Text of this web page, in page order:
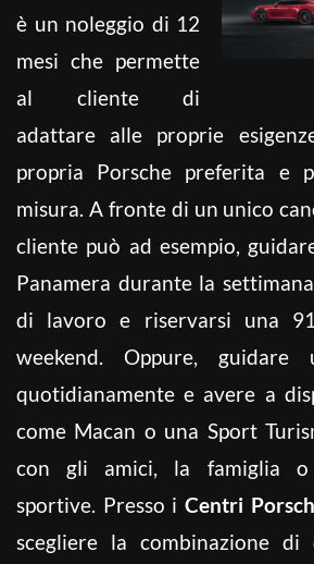
è un noleggio di 12
mesi che permette
al cliente di
adattare alle proprie
propria Porsche preferita e
misura. A fronte di un unico
cliente può ad esempio,
Panamera durante la
di lavoro e riservarsi una
weekend. Oppure,
quotidianamente e avere a
come Macan o una Sport
con gli amici, la famiglia
sportive. Presso iCentri
scegliere la combinazione